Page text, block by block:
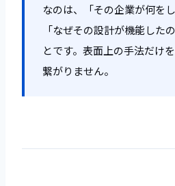
なのは、「その企業が何を
「なぜその設計が機能した
とです。表面上の手法だけ
繋がりません。